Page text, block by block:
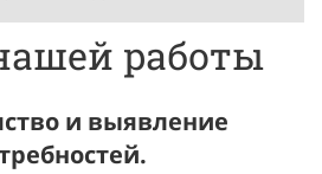
работы
и выявление